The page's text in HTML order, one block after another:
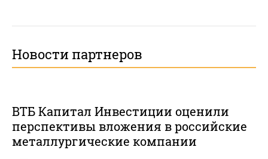
Новости партнеров
ВТБ Капитал Инвестиции оценили
перспективы вложения в российские
металлургические компании